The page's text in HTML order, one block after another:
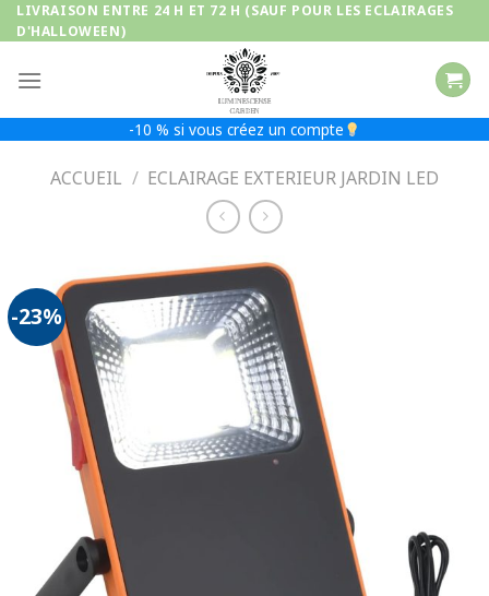
Passer
au
LIVRAISON ENTRE 24 H ET 72 H (SAUF POUR LES ECLAIRAGES
D'HALLOWEEN)
-10 % si vous créez un compte
ACCUEIL / ECLAIRAGE EXTERIEUR JARDIN LED
-23%